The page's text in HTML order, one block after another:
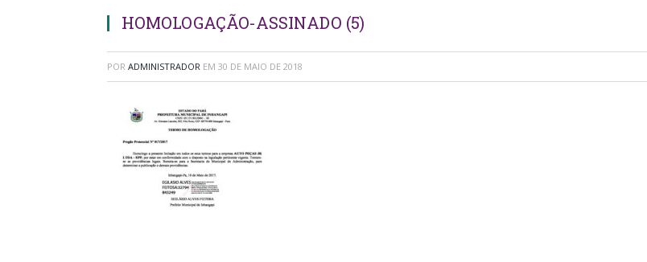
HOMOLOGAÇÃO-ASSINADO (5)
POR ADMINISTRADOR EM 30 DE MAIO DE 2018